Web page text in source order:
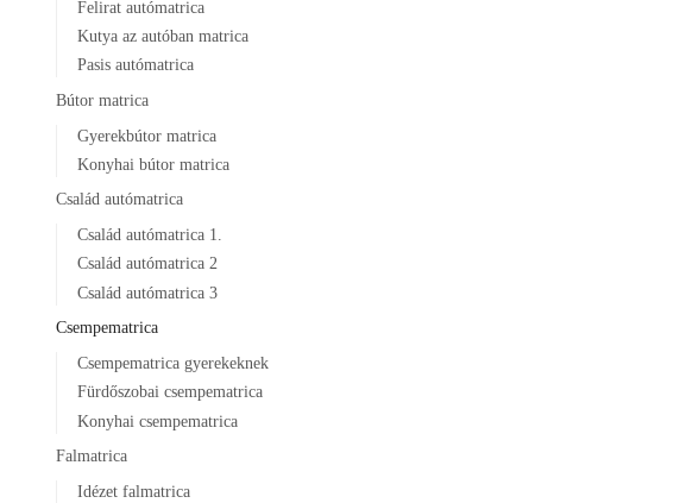
Felirat autómatrica
Kutya az autóban matrica
Pasis autómatrica
Bútor matrica
Gyerekbútor matrica
Konyhai bútor matrica
Család autómatrica
Család autómatrica 1.
Család autómatrica 2
Család autómatrica 3
Csempematrica
Csempematrica gyerekeknek
Fürdőszobai csempematrica
Konyhai csempematrica
Falmatrica
Idézet falmatrica